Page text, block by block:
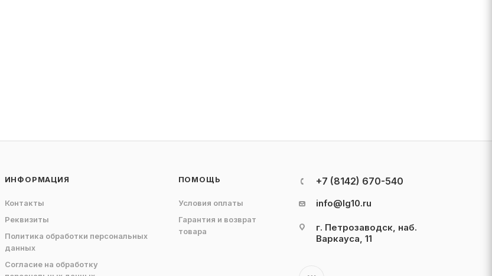
ИНФОРМАЦИЯ
Контакты
Реквизиты
Политика обработки персональных
данных
Согласие на обработку
ПОМОЩЬ
Условия оплаты
Гарантия и возврат
товара
+7 (8142) 670-540
info@lg10.ru
г. Петрозаводск, наб.
Варкауса, 11